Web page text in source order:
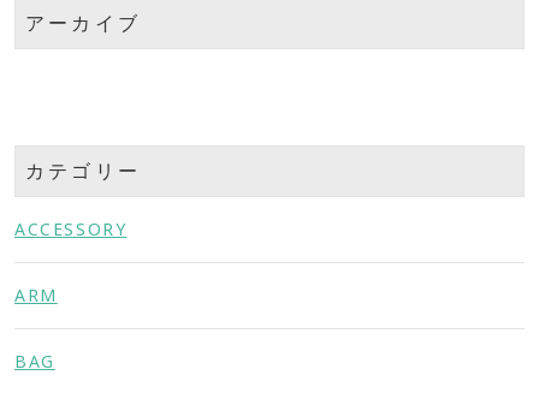
アーカイブ
カテゴリー
ACCESSORY
ARM
BAG